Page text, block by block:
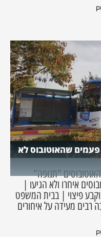
שערוריית תנופה: נוסע תיעד 48 פעמים שהאוטובוס לא
"תנופה"
האוטובוסים איחרו ולא הגיעו |
האמין ל-23 מקרים וקבע פיצוי | בבית המשפט
מעידה על איחורים